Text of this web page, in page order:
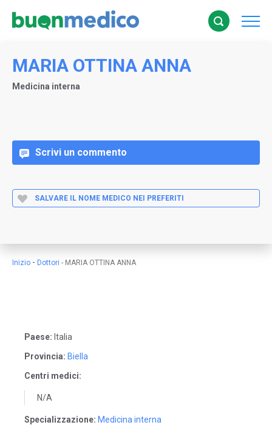
MARIA OTTINA ANNA
Medicina interna
Scrivi un commento
SALVARE IL NOME MEDICO NEI PREFERITI
Inizio - Dottori - MARIA OTTINA ANNA
Paese: Italia
Provincia: Biella
Centri medici:
N/A
Specializzazione: Medicina interna